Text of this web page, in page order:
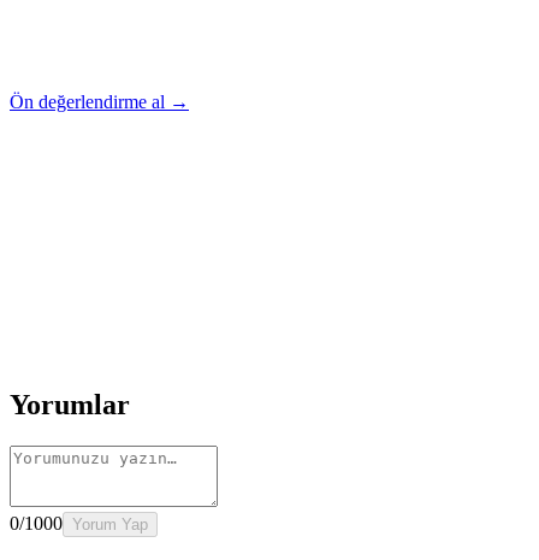
Ön değerlendirme al →
Yorumlar
0/1000 Yorum Yap